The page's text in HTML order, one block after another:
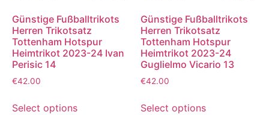
Günstige Fußballtrikots
Herren Trikotsatz
Tottenham Hotspur
Heimtrikot 2023-24 Ivan
Perisic 14
€42.00
Select options
Günstige Fußballtrikots
Herren Trikotsatz
Tottenham Hotspur
Heimtrikot 2023-24
Guglielmo Vicario 13
€42.00
Select options